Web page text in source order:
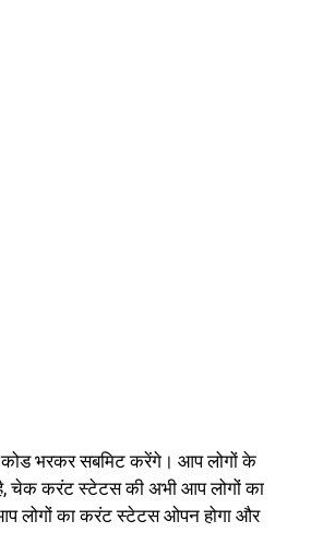
कोड भरकर सबमिट करेंगे। आप लोगों के
है, चेक करंट स्टेटस की अभी आप लोगों का
लोगों का करंट स्टेटस ओपन होगा और